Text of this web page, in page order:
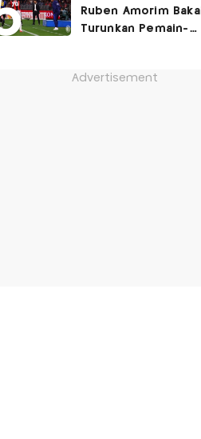
Ruben Amorim Bakal
Turunkan Pemain-
Advertisement